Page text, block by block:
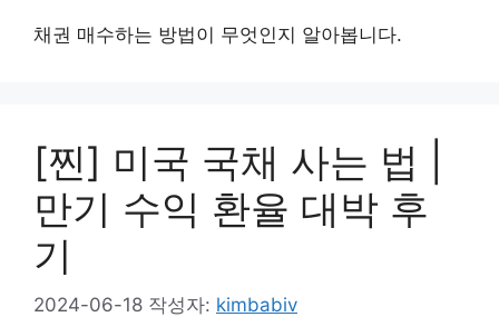
채권 매수하는 방법이 무엇인지 알아봅니다.
[찐] 미국 국채 사는 법 |
만기 수익 환율 대박 후
기
2024-06-18 작성자: kimbabiv